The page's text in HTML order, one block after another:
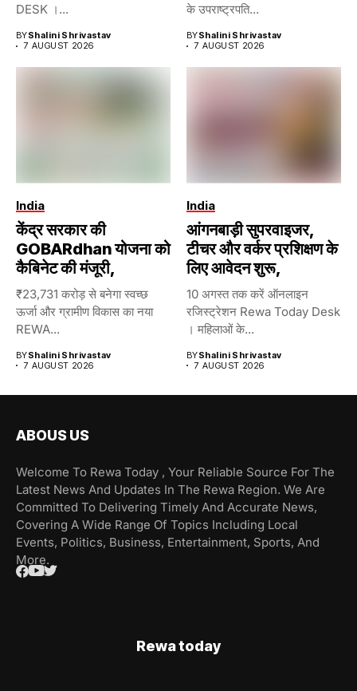
DESK ।...
BYShalini Shrivastav
7 AUGUST 2026
के उपराष्ट्रपति...
BYShalini Shrivastav
7 AUGUST 2026
India
केंद्र सरकार की
GOBARdhan योजना को
कैबिनेट की मंजूरी,
₹23,731 करोड़ से बनेगा स्वच्छ
ऊर्जा और ग्रामीण विकास का नया
REWA...
BYShalini Shrivastav
7 AUGUST 2026
India
आंगनबाड़ी सुपरवाइजर,
टीचर और वर्कर प्रशिक्षण के
लिए आवेदन शुरू,
10 अगस्त तक करें ऑनलाइन
रजिस्ट्रेशन Rewa Today Desk
। महिलाओं के...
BYShalini Shrivastav
7 AUGUST 2026
ABOUS US
Welcome To Rewa Today , Your Reliable Source For The
Latest News And Updates In The Rewa Region. We Are
Committed To Delivering Timely And Accurate News,
Covering A Wide Range Of Topics Including Local
Events, Politics, Business, Entertainment, Sports, And
More.
Rewa today